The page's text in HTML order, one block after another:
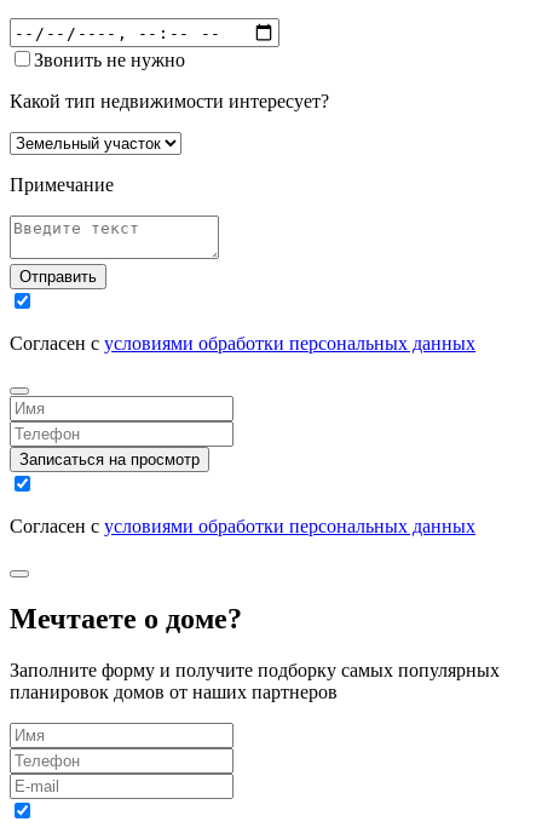
Звонить не нужно
Какой тип недвижимости интересует?
Примечание
Отправить
Согласен с условиями обработки персональных данных
Записаться на просмотр
Согласен с условиями обработки персональных данных
Мечтаете о доме?
Заполните форму и получите подборку самых популярных
планировок домов от наших партнеров